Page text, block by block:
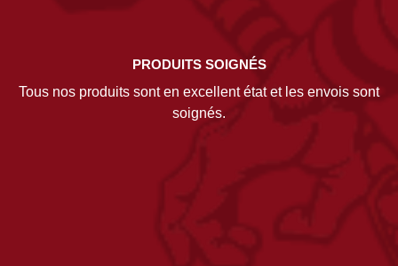
PRODUITS SOIGNÉS
Tous nos produits sont en excellent état et les envois sont
soignés.